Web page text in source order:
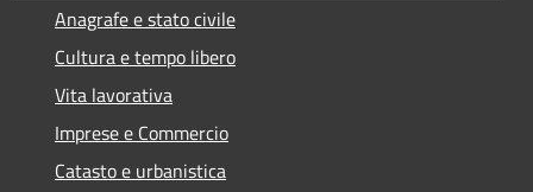
Anagrafe e stato civile
Cultura e tempo libero
Vita lavorativa
Imprese e Commercio
Catasto e urbanistica